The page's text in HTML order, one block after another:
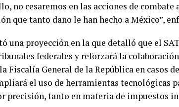
no cesaremos en las acciones de combate
que tanto daño le han hecho a México”,
una proyección en la que detalló que el
federales y reforzará la
Fiscalía General de la República en casos
el uso de herramientas tecnológicas
precisión, tanto en materia de impuestos